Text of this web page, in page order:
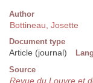
Author
Bottineau, Josette
Document type
Article (journal)
Source
Revue du Louvre et